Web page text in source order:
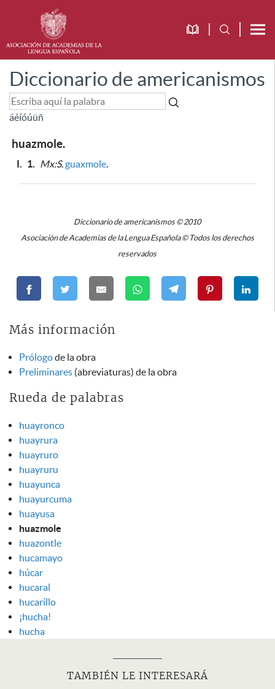
Diccionario de americanismos
áéíóúüñ
huazmole.
I. 1. Mx:S.guaxmole.
Diccionario de americanismos © 2010
Asociación de Academias de la Lengua Española © Todos los derechos
reservados
Más información
Prólogode la obra
Preliminares (abreviaturas) de la obra
Rueda de palabras
huayronco
huayrura
huayruro
huayruru
huayunca
huayurcuma
huayusa
huazmole
huazontle
hucamayo
húcar
hucaral
hucarillo
¡hucha!
hucha
TAMBIÉN LE INTERESARÁ